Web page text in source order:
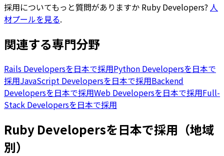
採用についてもっと質問がありますか Ruby Developers? 人
材プールを見る.
関連する専門分野
Rails Developersを日本で採用Python Developersを日本で
採用JavaScript Developersを日本で採用Backend
Developersを日本で採用Web Developersを日本で採用Full-
Stack Developersを日本で採用
Ruby Developersを日本で採用（地域
別）